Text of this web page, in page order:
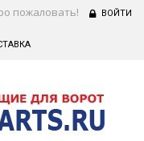
пожаловать! ВОЙТИ